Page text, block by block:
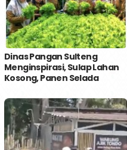
Dinas Pangan Sulteng
Menginspirasi, Sulap Lahan
Kosong, Panen Selada